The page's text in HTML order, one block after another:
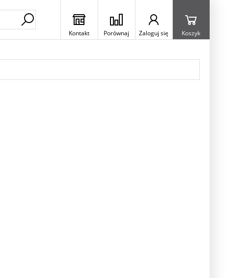
Kontakt Porównaj Zaloguj się Koszyk